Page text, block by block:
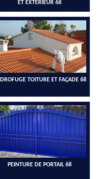
ET EXTÉRIEUR 68
TOITURE ET FAÇADE 68
PEINTURE DE PORTAIL 68